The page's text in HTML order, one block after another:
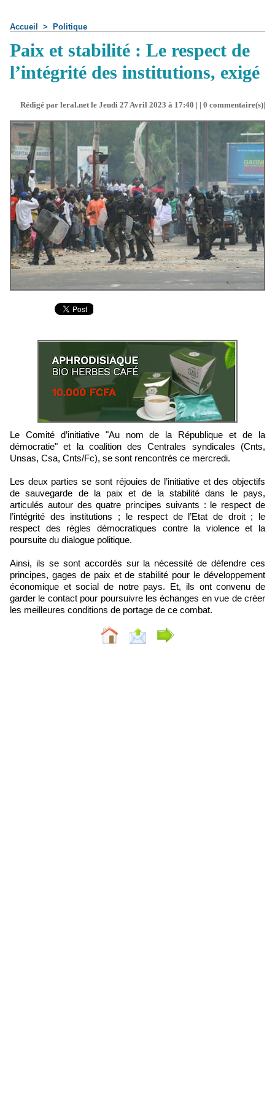
Accueil > Politique
Paix et stabilité : Le respect de
l’intégrité des institutions, exigé
Rédigé par leral.net le Jeudi 27 Avril 2023 à 17:40 | | 0 commentaire(s)|
Le Comité d’initiative "Au nom de la République et de la
démocratie" et la coalition des Centrales syndicales (Cnts,
Unsas, Csa, Cnts/Fc), se sont rencontrés ce mercredi.
Les deux parties se sont réjouies de l’initiative et des objectifs
de sauvegarde de la paix et de la stabilité dans le pays,
articulés autour des quatre principes suivants : le respect de
l’intégrité des institutions ; le respect de l’Etat de droit ; le
respect des règles démocratiques contre la violence et la
poursuite du dialogue politique.
Ainsi, ils se sont accordés sur la nécessité de défendre ces
principes, gages de paix et de stabilité pour le développement
économique et social de notre pays. Et, ils ont convenu de
garder le contact pour poursuivre les échanges en vue de créer
les meilleures conditions de portage de ce combat.